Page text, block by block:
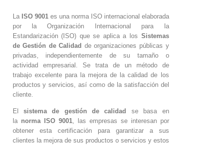
La ISO 9001es una norma ISO internacional elaborada
por la Organización Internacional para la
Estandarización (ISO) que se aplica a los Sistemas
de Gestión de Calidad de organizaciones públicas y
privadas, independientemente de su tamaño o
actividad empresarial. Se trata de un método de
trabajo excelente para la mejora de la calidad de los
productos y servicios, así como de la satisfacción del
cliente.
El sistema de gestión de calidad
se basa en
la norma ISO 9001, las empresas se interesan por
obtener esta certificación para garantizar a sus
clientes la mejora de sus productos o servicios y estos